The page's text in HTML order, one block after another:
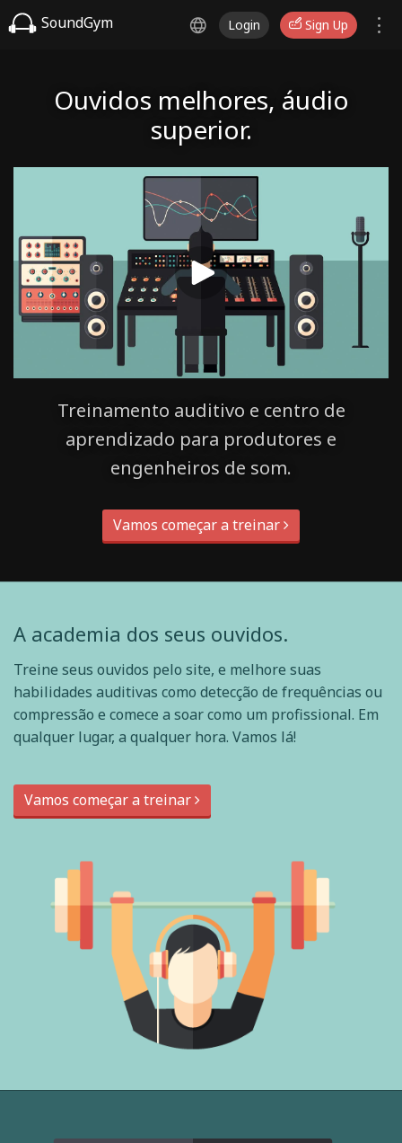
SoundGym Login Sign Up
Ouvidos melhores, áudio
superior.
Treinamento auditivo e centro de
aprendizado para produtores e
engenheiros de som.
Vamos começar a treinar
A academia dos seus ouvidos.
Treine seus ouvidos pelo site, e melhore suas
habilidades auditivas como detecção de frequências ou
compressão e comece a soar como um profissional. Em
qualquer lugar, a qualquer hora. Vamos lá!
Vamos começar a treinar